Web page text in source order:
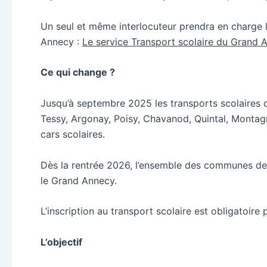
Un seul et même interlocuteur prendra en
Annecy : Le service Transport scolaire du Grand
Ce qui change ?
Jusqu’à septembre 2025 les transports
Tessy, Argonay, Poisy, Chavanod, Quintal,
cars scolaires.
Dès la rentrée 2026, l’ensemble des communes
le Grand Annecy.
L’inscription au transport scolaire est
L’objectif